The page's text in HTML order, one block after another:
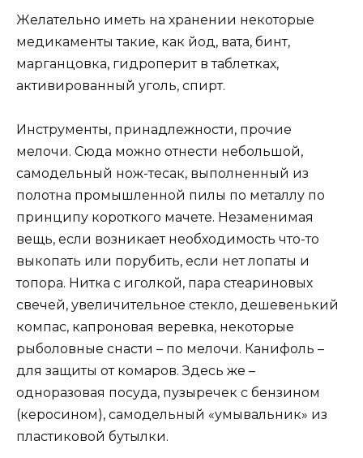
Желательно иметь на хранении некоторые
медикаменты такие, как йод, вата, бинт,
марганцовка, гидроперит в таблетках,
активированный уголь, спирт.
Инструменты, принадлежности, прочие
мелочи. Сюда можно отнести небольшой,
самодельный нож-тесак, выполненный из
полотна промышленной пилы по металлу по
принципу короткого мачете. Незаменимая
вещь, если возникает необходимость что-то
выкопать или порубить, если нет лопаты и
топора. Нитка с иголкой, пара стеариновых
свечей, увеличительное стекло, дешевенький
компас, капроновая веревка, некоторые
рыболовные снасти – по мелочи. Канифоль –
для защиты от комаров. Здесь же –
одноразовая посуда, пузыречек с бензином
(керосином), самодельный «умывальник» из
пластиковой бутылки.